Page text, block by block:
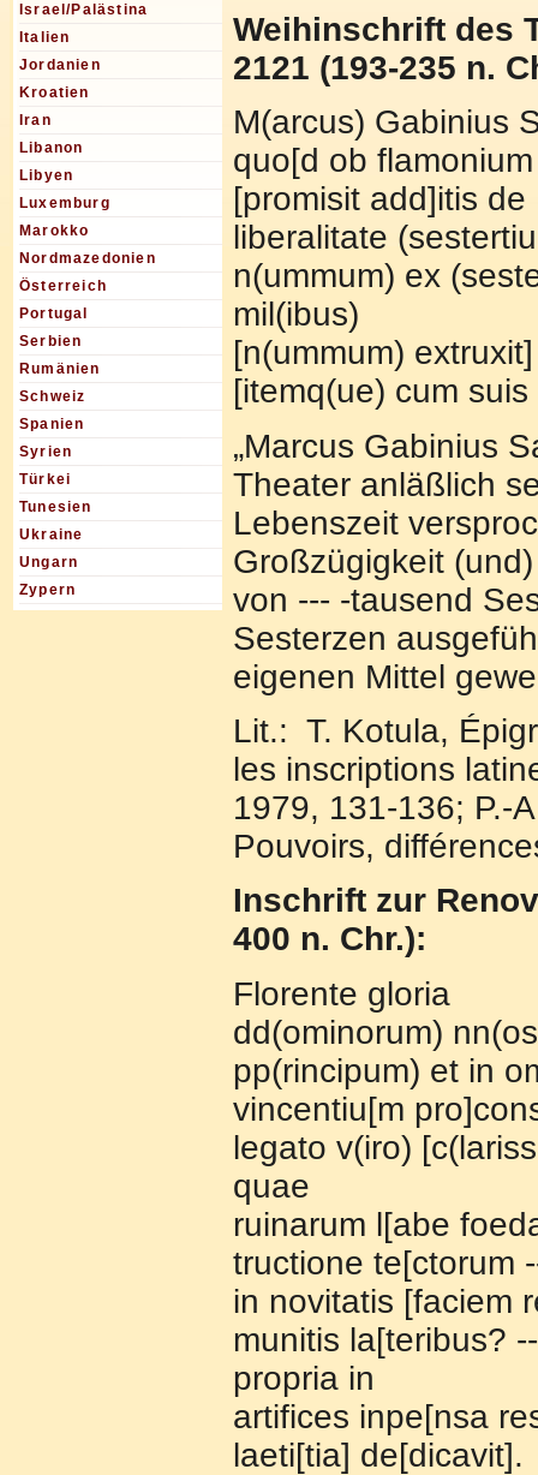
Israel/Palästina
Italien
Jordanien
Kroatien
Iran
Libanon
Libyen
Luxemburg
Marokko
Nordmazedonien
Österreich
Portugal
Serbien
Rumänien
Schweiz
Spanien
Syrien
Türkei
Tunesien
Ukraine
Ungarn
Zypern
Weihinschrift des
2121 (193-235 n.
M(arcus) Gabinius
quo[d ob
[promisit add]itis de
liberalitate
n(ummum) ex
mil(ibus)
[n(ummum)
[itemq(ue) cum
„Marcus Gabinius
Theater anläßlich
Lebenszeit
Großzügigkeit
von --- -tausend
Sesterzen
eigenen Mittel
Lit.: T. Kotula,
les inscriptions
1979, 131-136; P.-
Pouvoirs,
Inschrift zur
400 n. Chr.):
Florente gloria
dd(ominorum)
pp(rincipum) et in
vincentiu[m
legato v(iro)
quae
ruinarum l[abe
tructione te[ctorum
in novitatis [faciem
munitis la[teribus?
propria in
artifices inpe[nsa
laeti[tia] de[dicavit].